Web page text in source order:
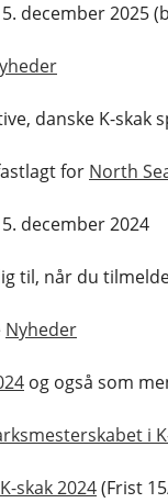
december 2025
danske K-skak
for North
december 2024
til, når du
Nyheder
og også som
i
skak 2024(Frist